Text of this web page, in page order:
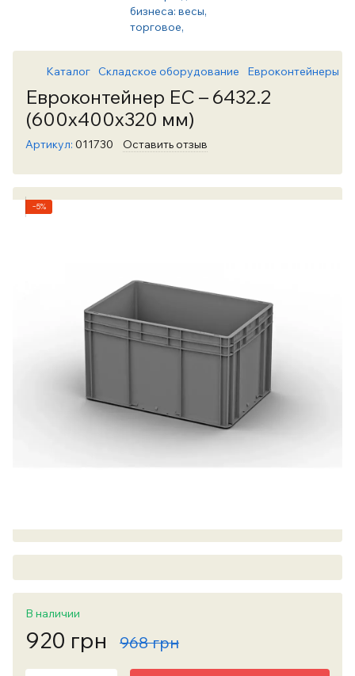
Каталог Складское оборудование Евроконтейнеры
Евроконтейнер ЕС – 6432.2
(600х400х320 мм)
Артикул: 011730 Оставить отзыв
−5%
В наличии
920 грн 968 грн